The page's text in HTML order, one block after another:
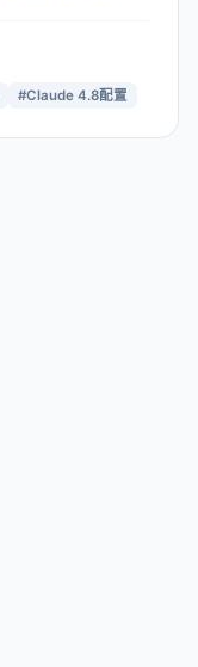
#Claude 4.8配置